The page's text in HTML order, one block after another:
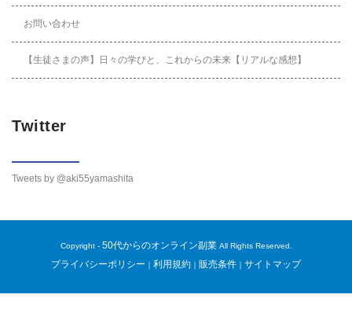
お問い合わせ
【生徒さまの声】日々の学びと、これからの未来【リアルな感想】
Twitter
Tweets by @aki55yamashita
Copyright - 50代からのオンライン副業All Rights Reserved.
プライバシーポリシー ｜ 利用規約 ｜ 販売条件 ｜ サイトマップ